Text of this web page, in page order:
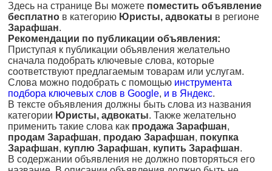
Здесь на странице Вы можете поместить объявление
бесплатно в категорию Юристы, адвокаты в регионе
Зарафшан.
Рекомендации по публикации объявления:
Приступая к публикации объявления желательно
сначала подобрать ключевые слова, которые
соответствуют предлагаемым товарам или услугам.
Слова можно подобрать с помощью инструмента
подбора ключевых слов в Google, и в Яндекс.
В тексте объявления должны быть слова из названия
категории Юристы, адвокаты. Также желательно
применить такие слова как продажа Зарафшан,
продам Зарафшан, продаю Зарафшан, покупка
Зарафшан, куплю Зарафшан, купить Зарафшан.
В содержании объявления не должно повторяться его